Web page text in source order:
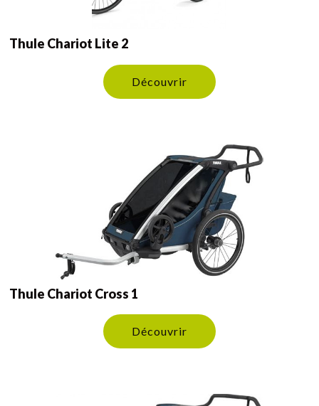
Thule Chariot Lite 2
Découvrir
Thule Chariot Cross 1
Découvrir